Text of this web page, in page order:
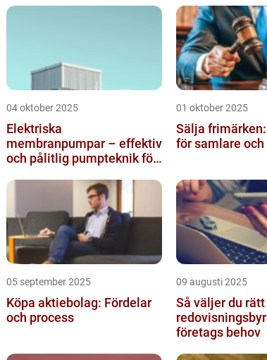
04 oktober 2025
Elektriska
membranpumpar – effektiv
och pålitlig pumpteknik för
01 oktober 2025
Sälja
för samlare
05 september 2025
Köpa aktiebolag: Fördelar
och process
09 augusti 2025
Så väljer du rätt
företags behov